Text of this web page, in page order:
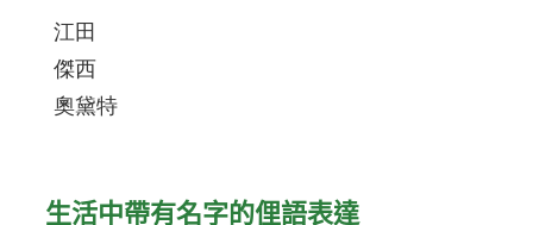
江田
傑西
奧黛特
生活中帶有名字的俚語表達